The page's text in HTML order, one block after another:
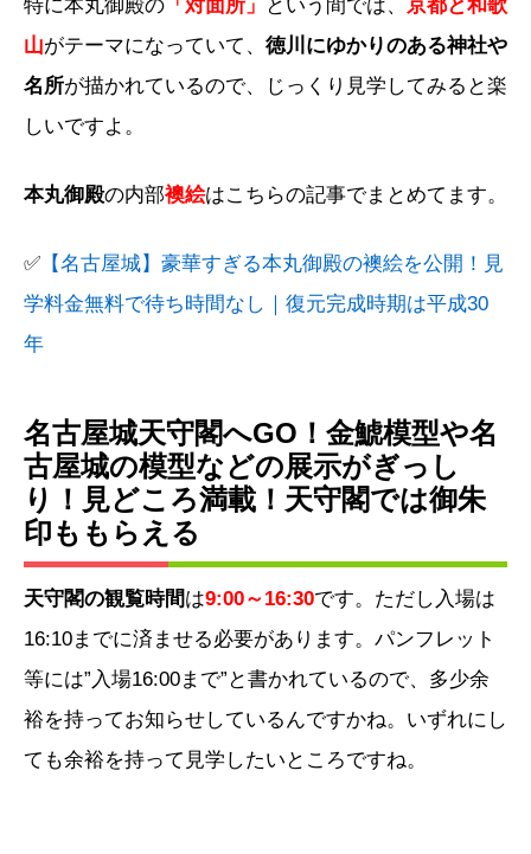
特に本丸御殿の 「対面所」 という間では、 京都と和歌
山がテーマになっていて、 徳川にゆかりのある神社や
名所が描かれているので、じっくり見学してみると楽
しいですよ。
本丸御殿の内部襖絵はこちらの記事でまとめてます。
✅ 【名古屋城】豪華すぎる本丸御殿の襖絵を公開！見
学料金無料で待ち時間なし｜復元完成時期は平成30
年
名古屋城天守閣へGO！金鯱模型や名
古屋城の模型などの展示がぎっし
り！見どころ満載！天守閣では御朱
印ももらえる
天守閣の観覧時間は9:00～16:30です。ただし入場は
16:10までに済ませる必要があります。パンフレット
等には”入場16:00まで”と書かれているので、多少余
裕を持ってお知らせしているんですかね。いずれにし
ても余裕を持って見学したいところですね。